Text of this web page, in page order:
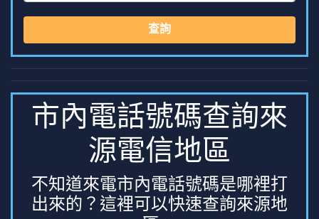
查詢
市內電話號碼查詢來
源電信地區
不知道來電市內電話號碼是哪裡打
出來的？這裡可以快速查詢來源地